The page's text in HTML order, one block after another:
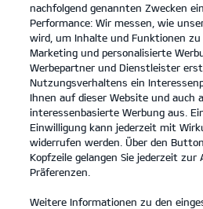
... ... DER EV4
Der Kia EV4
Entdecke die Welt in
nachfolgend genannten Zwecken
Performance: Wir messen, wie
wird, um Inhalte und Funktionen zu
Marketing und personalisierte
Werbepartner und Dienstleister
Nutzungsverhaltens ein
Ihnen auf dieser Website und auch
interessenbasierte Werbung aus.
Einwilligung kann jederzeit mit
widerrufen werden. Über den
Kopfzeile gelangen Sie jederzeit zur
Präferenzen.
Weitere Informationen zu den